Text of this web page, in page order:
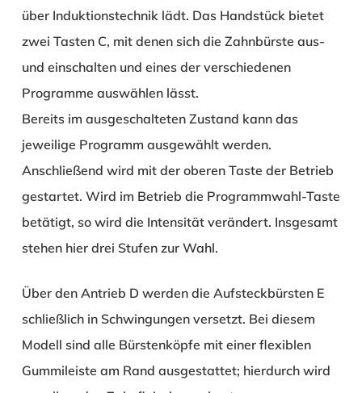
über Induktionstechnik lädt. Das Handstück bietet
zwei Tasten C, mit denen sich die Zahnbürste aus-
und einschalten und eines der verschiedenen
Programme auswählen lässt.
Bereits im ausgeschalteten Zustand kann das
jeweilige Programm ausgewählt werden.
Anschließend wird mit der oberen Taste der Betrieb
gestartet. Wird im Betrieb die Programmwahl-Taste
betätigt, so wird die Intensität verändert. Insgesamt
stehen hier drei Stufen zur Wahl.
Über den Antrieb D werden die Aufsteckbürsten E
schließlich in Schwingungen versetzt. Bei diesem
Modell sind alle Bürstenköpfe mit einer flexiblen
Gummileiste am Rand ausgestattet; hierdurch wird